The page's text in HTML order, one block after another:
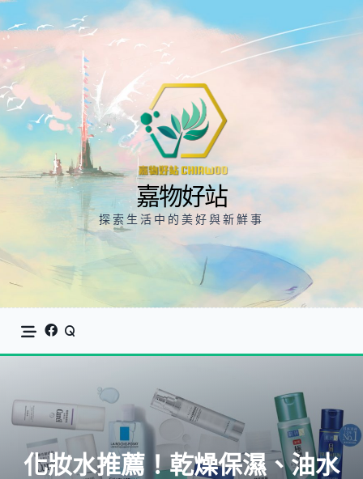
to
content
嘉物好站
探索生活中的美好與新鮮事
化妝水推薦！乾燥保濕、油水